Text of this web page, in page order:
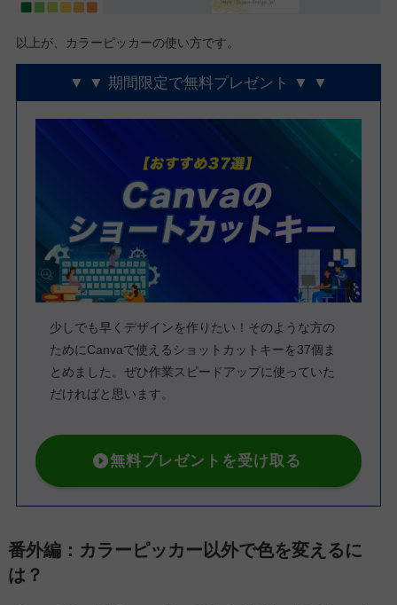
以上が、カラーピッカーの使い方です。
▼ ▼ 期間限定で無料プレゼント ▼ ▼
少しでも早くデザインを作りたい！そのような方の
ためにCanvaで使えるショットカットキーを37個ま
とめました。ぜひ作業スピードアップに使っていた
だければと思います。
無料プレゼントを受け取る
番外編：カラーピッカー以外で色を変えるに
は？